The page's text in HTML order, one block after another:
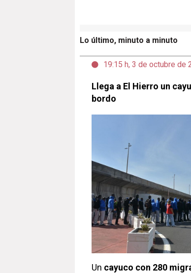
Lo último, minuto a minuto
19:15 h, 3 de octubre de
Llega a El Hierro un
bordo
Un cayuco con 280